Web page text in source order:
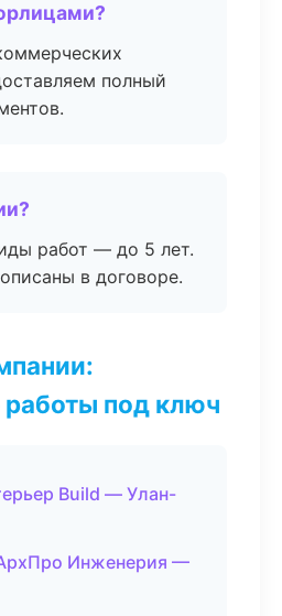
полный
работ — до 5 лет.
в договоре.
под ключ
Build — Улан-
Инженерия —